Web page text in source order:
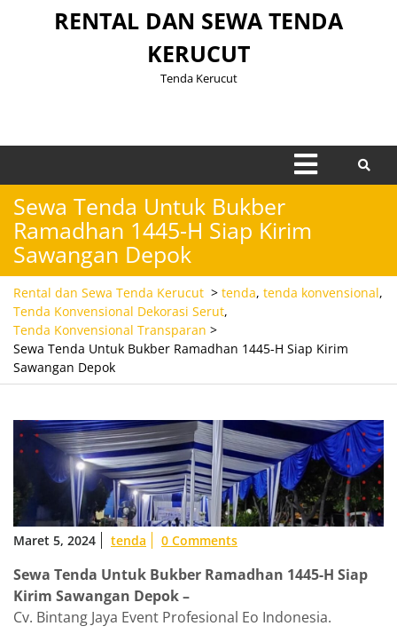
RENTAL DAN SEWA TENDA
KERUCUT
Tenda Kerucut
Open
Menu
Sewa Tenda Untuk Bukber
Ramadhan 1445-H Siap Kirim
Sawangan Depok
Rental dan Sewa Tenda Kerucut > tenda, tenda konvensional,
Tenda Konvensional Dekorasi Serut,
Tenda Konvensional Transparan >
Sewa Tenda Untuk Bukber Ramadhan 1445-H Siap Kirim
Sawangan Depok
Maret 5, 2024 tenda 0 Comments
Sewa Tenda Untuk Bukber Ramadhan 1445-H Siap
Kirim Sawangan Depok –
Cv. Bintang Jaya Event Profesional Eo Indonesia.